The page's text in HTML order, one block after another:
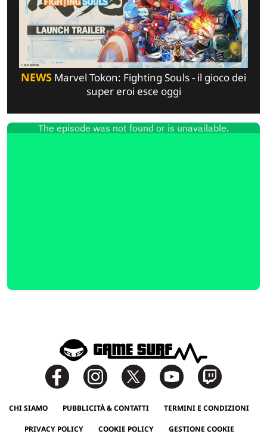
NEWS Marvel Tokon: Fighting Souls - il gioco dei
super eroi esce oggi
CHI SIAMO PUBBLICITÀ & CONTATTI TERMINI E CONDIZIONI
PRIVACY POLICY COOKIE POLICY GESTIONE COOKIE